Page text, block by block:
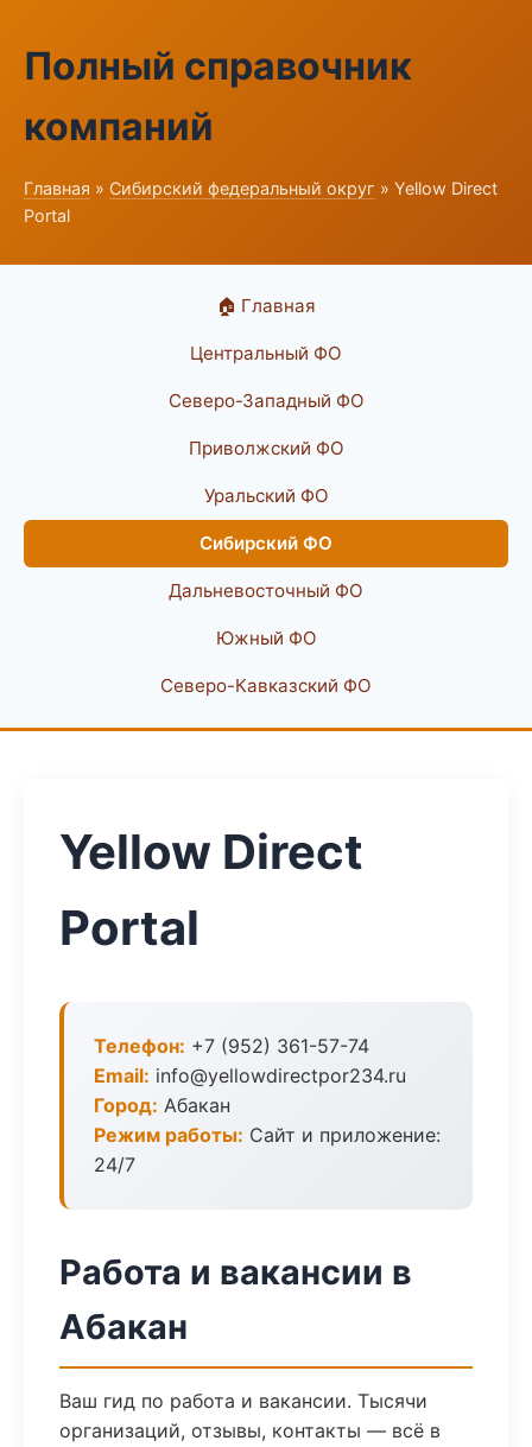
Полный справочник
компаний
Главная » Сибирский федеральный округ » Yellow Direct
Portal
🏠 Главная
Центральный ФО
Северо-Западный ФО
Приволжский ФО
Уральский ФО
Сибирский ФО
Дальневосточный ФО
Южный ФО
Северо-Кавказский ФО
Yellow Direct
Portal
Телефон: +7 (952) 361-57-74
Email: info@yellowdirectpor234.ru
Город: Абакан
Режим работы: Сайт и приложение:
24/7
Работа и вакансии в
Абакан
Ваш гид по работа и вакансии. Тысячи
организаций, отзывы, контакты — всё в